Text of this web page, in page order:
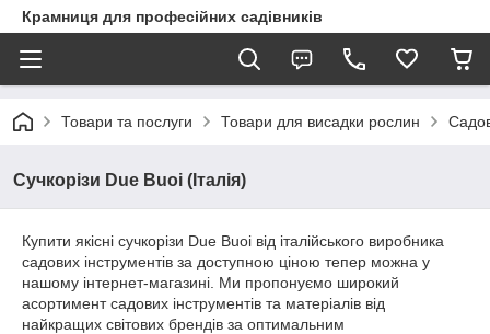
Крамниця для професійних садівників
Товари та послуги Товари для висадки рослин
Сучкорізи Due Buoi (Італія)
Купити якісні сучкорізи Due Buoi від італійського виробника
садових інструментів за доступною ціною тепер можна у
нашому інтернет-магазині. Ми пропонуємо широкий
асортимент садових інструментів та матеріалів від
найкращих світових брендів за оптимальним